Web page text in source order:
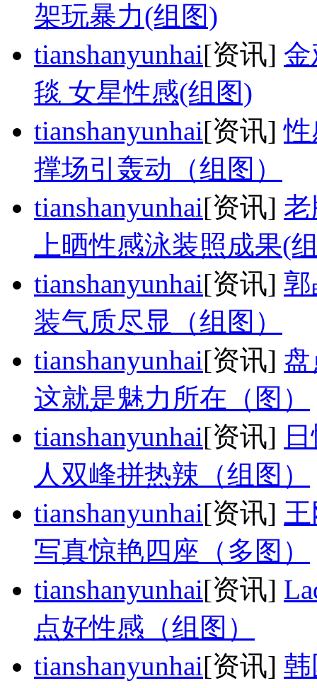
架玩暴力(组图)
tianshanyunhai[资讯]
毯 女星性感(组图)
tianshanyunhai[资讯]
撑场引轰动（组图）
tianshanyunhai[资讯]
上晒性感泳装照成果(
tianshanyunhai[资讯]
装气质尽显（组图）
tianshanyunhai[资讯]
这就是魅力所在（图）
tianshanyunhai[资讯]
人双峰拼热辣（组图）
tianshanyunhai[资讯]
写真惊艳四座（多图）
tianshanyunhai[资讯]
点好性感（组图）
tianshanyunhai[资讯]